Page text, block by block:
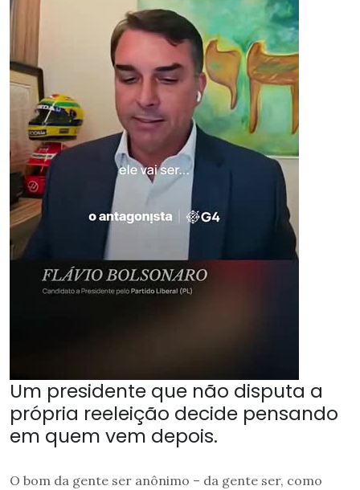
Um presidente que não disputa a
própria reeleição decide pensando
em quem vem depois.
O bom da gente ser anônimo – da gente ser, como